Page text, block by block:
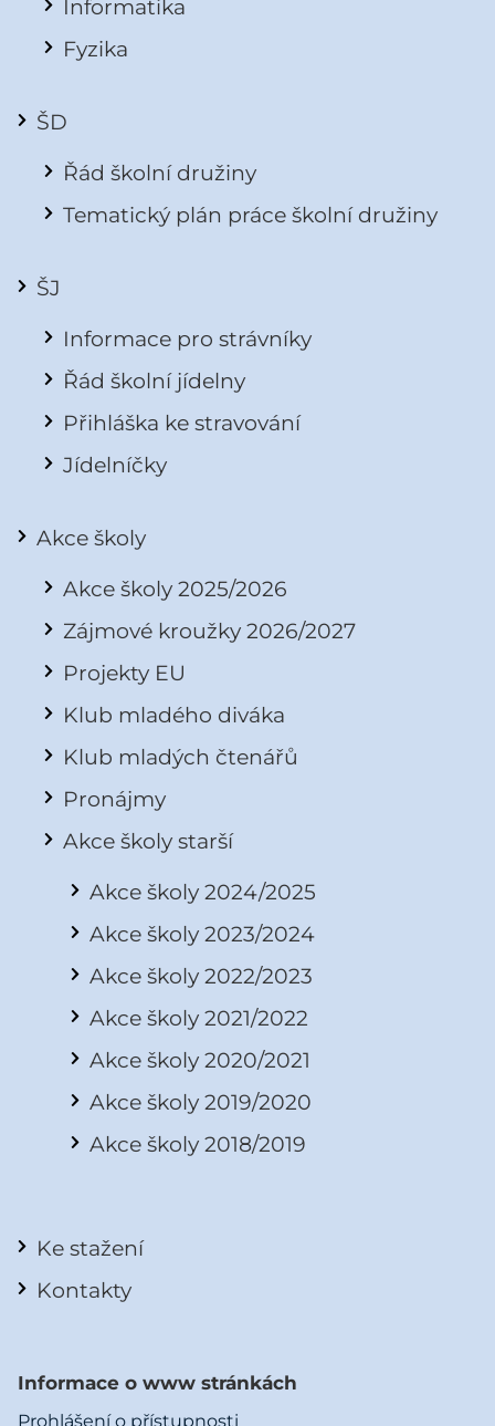
Informatika
Fyzika
ŠD
Řád školní družiny
Tematický plán práce školní družiny
ŠJ
Informace pro strávníky
Řád školní jídelny
Přihláška ke stravování
Jídelníčky
Akce školy
Akce školy 2025/2026
Zájmové kroužky 2026/2027
Projekty EU
Klub mladého diváka
Klub mladých čtenářů
Pronájmy
Akce školy starší
Akce školy 2024/2025
Akce školy 2023/2024
Akce školy 2022/2023
Akce školy 2021/2022
Akce školy 2020/2021
Akce školy 2019/2020
Akce školy 2018/2019
Ke stažení
Kontakty
Informace o www stránkách
Prohlášení o přístupnosti